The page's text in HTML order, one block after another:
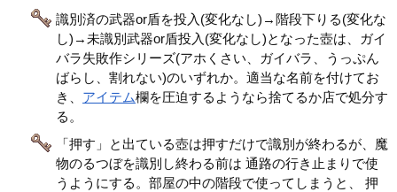
識別済の武器or盾を投入(変化なし)→階段下りる(変化な
し)→未識別武器or盾投入(変化なし)となった壺は、ガイ
バラ失敗作シリーズ(アホくさい、ガイバラ、うっぷん
ばらし、割れない)のいずれか。適当な名前を付けてお
き、 アイテム欄を圧迫するようなら捨てるか店で処分す
る。
「押す」と出ている壺は押すだけで識別が終わるが、魔
物のるつぼを識別し終わる前は 通路の行き止まりで使
うようにする。部屋の中の階段で使ってしまうと、 押